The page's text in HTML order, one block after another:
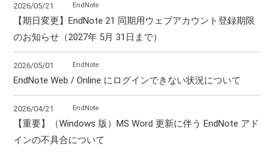
2026/05/21 EndNote
【期日変更】EndNote 21 同期用ウェブアカウント登録期限
のお知らせ（2027年 5月 31日まで）
2026/05/01 EndNote
EndNote Web / Online にログインできない状況について
2026/04/21 EndNote
【重要】（Windows 版）MS Word 更新に伴う EndNote アド
インの不具合について